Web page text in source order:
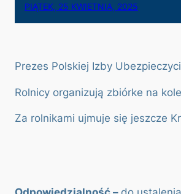
PIĄTEK, 25 KWIETNIA, 2025
Prezes Polskiej Izby
Rolnicy organizują zbiórke na
Za rolnikami ujmuje się jeszcze